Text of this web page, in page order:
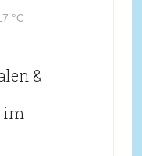
°C
&
im